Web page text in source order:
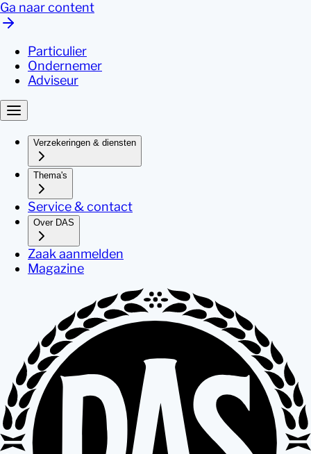
Ga naar content
Particulier
Ondernemer
Adviseur
Verzekeringen & diensten
Thema's
Service & contact
Over DAS
Zaak aanmelden
Magazine